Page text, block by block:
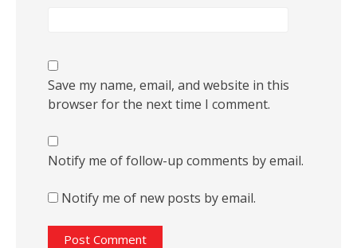
Save my name, email, and website in this
browser for the next time I comment.
Notify me of follow-up comments by email.
Notify me of new posts by email.